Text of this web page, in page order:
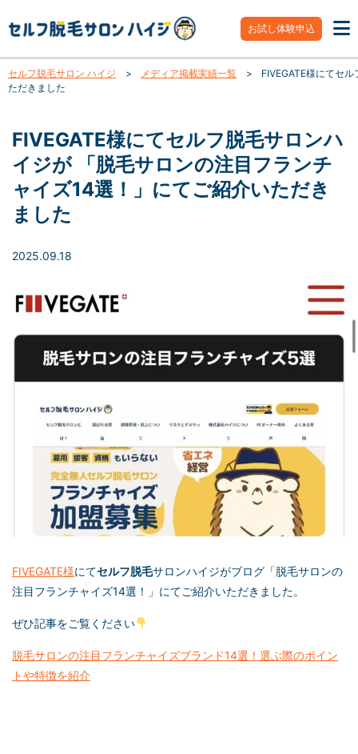
お試し体験申込
セルフ脱毛サロン ハイジ > メディア掲載実績一覧 >
FIVEGATE様にてセ
ただきました
FIVEGATE様にてセルフ脱毛サロンハ
イジが 「脱毛サロンの注目フランチ
ャイズ14選！」にてご紹介いただき
ました
2025.09.18
FIVEGATE様にてセルフ脱毛サロンハイジがブログ「脱毛サロンの
注目フランチャイズ14選！」にてご紹介いただきました。
ぜひ記事をご覧ください
脱毛サロンの注目フランチャイズブランド14選！選ぶ際のポイン
トや特徴を紹介